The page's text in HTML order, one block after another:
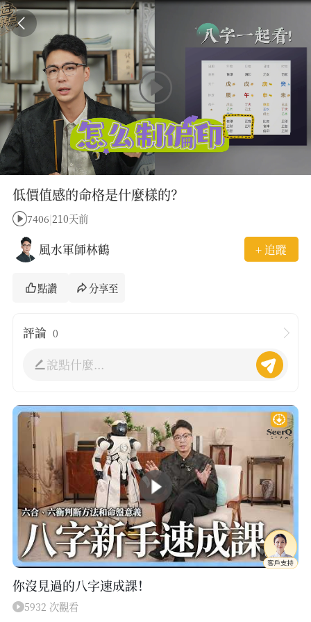
低價值感的命格是什麼樣的？
7406 210天前
風水軍師林鶴 + 追蹤
點讚 分享至
評論 0
說點什麼...
08:12
你沒見過的八字速成課！
5932 次觀看